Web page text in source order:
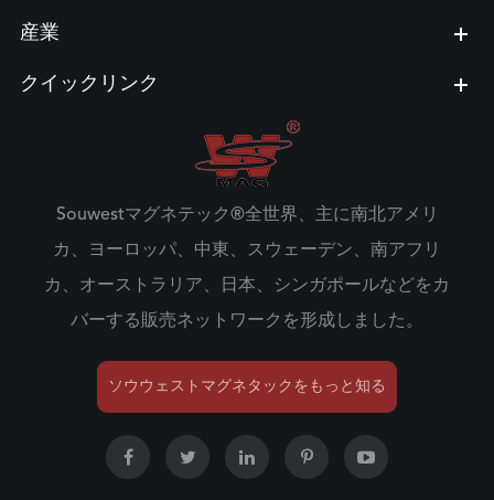
産業
クイックリンク
Souwestマグネテック®全世界、主に南北アメリ
カ、ヨーロッパ、中東、スウェーデン、南アフリ
カ、オーストラリア、日本、シンガポールなどをカ
バーする販売ネットワークを形成しました。
ソウウェストマグネタックをもっと知る